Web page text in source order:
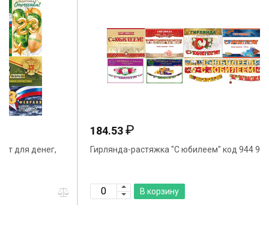
Гирлянда-растяжка "С юбилеем" код 944 946
В корзину